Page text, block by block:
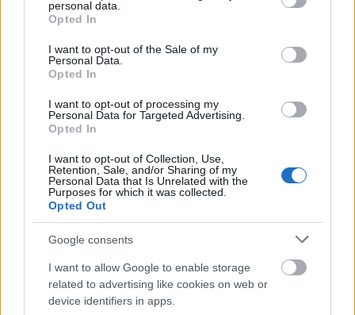
grant or deny consent to Google and its third-party tags to
use your data for below specified purposes in below Google
consent section.
personal data.
Opted In
I want to opt-out of the Sale of my
Personal Data.
Opted In
I want to opt-out of processing my
Personal Data for Targeted Advertising.
Opted In
I want to opt-out of Collection, Use,
Retention, Sale, and/or Sharing of my
Personal Data that Is Unrelated with the
Purposes for which it was collected.
Opted Out
Google consents
I want to allow Google to enable storage
related to advertising like cookies on web or
device identifiers in apps.
Τα 30 καλύτερα πράγματα που μπορείτε να κάνετε στο Παρίσι
αυτή τη στιγμή
6 Ιουνίου 2024, 11:28
Το Παρίσι είναι μοναδικό...μαγευτικό και μπορεί να προσφέρει στον
επισκέπτη ένα ταξίδι που θα...